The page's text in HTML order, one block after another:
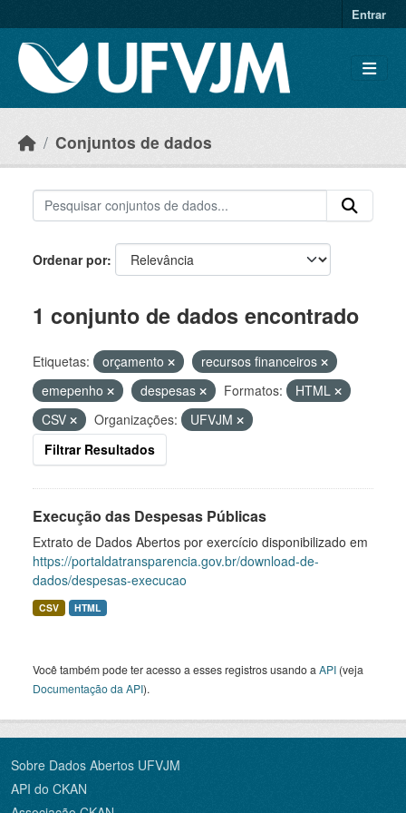
Entrar
Conjuntos de dados
Ordenar por
1 conjunto de dados encontrado
Etiquetas: orçamento
recursos financeiros
emepenho
despesas Formatos:
HTML
CSV
Organizações:
UFVJM
Filtrar Resultados
Execução das Despesas Públicas
Extrato de Dados Abertos por exercício disponibilizado em
https://portaldatransparencia.gov.br/download-de-
dados/despesas-execucao
CSV HTML
Você também pode ter acesso a esses registros usando a API (veja
Documentação da API).
Sobre Dados Abertos UFVJM
API do CKAN